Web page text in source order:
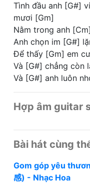
Tình đầu anh [G#]
mươi [Gm]
Nằm trong anh
Anh chọn im [G#]
Để thấy [Gm] em
Và [G#] chẳng còn
Và [G#] anh luôn
Hợp âm guitar
Bài hát cùng
Gom góp yêu
感) - Nhạc Hoa